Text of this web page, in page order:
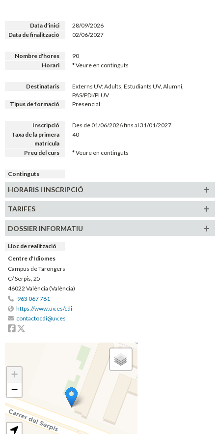
Data d'inici
28/09/2026
Data de finalització
02/06/2027
Nombre d'hores
90
Horari
* Veure en continguts
Destinataris
Externs UV: Adults, Estudiants UV, Alumni,
PAS/PDI/PI UV
Tipus de formació
Presencial
Inscripció
Des de 01/06/2026 fins al 31/01/2027
Taxa de la primera
matrícula
40
Preu del curs * Veure en continguts
Continguts
HORARIS I INSCRIPCIÓ
TARIFES
DOSSIER INFORMATIU
Lloc de realització
Centre d'Idiomes
Campus de Tarongers
C/ Serpis, 25
46022 València (València)
963 067 781
https://www.uv.es/cdi
contactocdi@uv.es
Facebook
+
−